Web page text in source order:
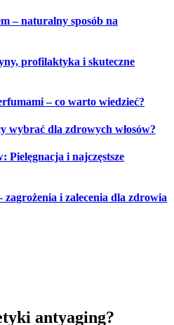
– naturalny sposób na
profilaktyka i skuteczne
– co warto wiedzieć?
wybrać dla zdrowych włosów?
Pielęgnacja i najczęstsze
zagrożenia i zalecenia dla zdrowia
antyaging?